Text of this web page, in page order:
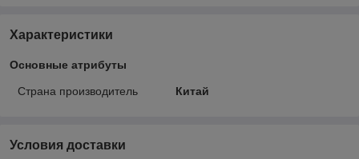
Характеристики
Основные атрибуты
Страна производитель Китай
Условия доставки